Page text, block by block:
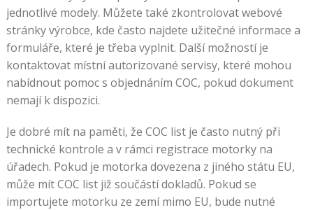
jednotlivé modely. Můžete také zkontrolovat webové
stránky výrobce, kde často najdete užitečné informace a
formuláře, které je třeba vyplnit. Další možností je
kontaktovat místní autorizované servisy, které mohou
nabídnout pomoc s objednáním COC, pokud dokument
nemají k dispozici.
Je dobré mít na paměti, že COC list je často nutný při
technické kontrole a v rámci registrace motorky na
úřadech. Pokud je motorka dovezena z jiného státu EU,
může mít COC list již součástí dokladů. Pokud se
importujete motorku ze zemí mimo EU, bude nutné